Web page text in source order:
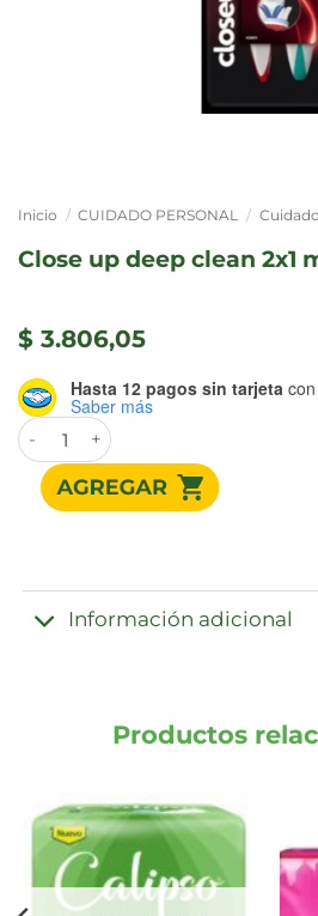
Inicio / CUIDADO PERSONAL /
close up deep clean 2x1
$ 3.806,05
Hasta 12 pagos sin tarjeta
Saber más
CLOSE UP DEEP CLEAN 2X1
Información adicional
Productos